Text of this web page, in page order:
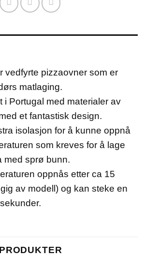
vedfyrte pizzaovner som er
matlaging.
i Portugal med materialer av
et fantastisk design.
isolasjon for å kunne oppnå
som kreves for å lage
med sprø bunn.
oppnås etter ca 15
av modell) og kan steke en